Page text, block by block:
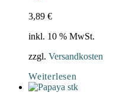
3,89 €
inkl. 10 % MwSt.
zzgl. Versandkosten
Weiterlesen